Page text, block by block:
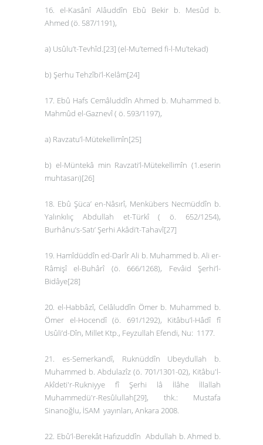
16. el-Kasânî Alâuddîn Ebû Bekir b. Mesûd b.
Ahmed (ö. 587/1191),
a) Usûlu’t-Tevhîd.[23] (el-Mu’temed fi-l-Mu’tekad)
b) Şerhu Tehzîbi’l-Kelâm[24]
17. Ebû Hafs Cemâluddîn Ahmed b. Muhammed b.
Mahmûd el-Gaznevî ( ö. 593/1197),
a) Ravzatu’l-Mütekellimîn[25]
b) el-Müntekâ min Ravzati’l-Mütekellimîn (1.eserin
muhtasarı)[26]
18. Ebû Şüca’ en-Nâsırî, Menkübers Necmüddîn b.
Yalınkılıç Abdullah et-Türkî ( ö. 652/1254),
Burhânu’s-Satı’ Şerhi Akâdi’t-Tahavî[27]
19. Hamîdüddîn ed-Darîr Ali b. Muhammed b. Ali er-
Râmişî el-Buhârî (ö. 666/1268), Fevâid Şerhi’l-
Bidâye[28]
20. el-Habbâzî, Celâluddîn Ömer b. Muhammed b.
Ömer el-Hocendî (ö. 691/1292), Kitâbu’l-Hâdî fî
Usûli’d-Dîn, Millet Ktp., Feyzullah Efendi, Nu: 1177.
21. es-Semerkandî, Ruknüddîn Ubeydullah b.
Muhammed b. Abdulazîz (ö. 701/1301-02), Kitâbu'l-
Akîdeti'r-Rukniyye fî Şerhi lâ İlâhe İllallah
Muhammedü'r-Resûlullah[29], thk.: Mustafa
Sinanoğlu, İSAM yayınları, Ankara 2008.
22. Ebû’l-Berekât Hafızuddîn Abdullah b. Ahmed b.